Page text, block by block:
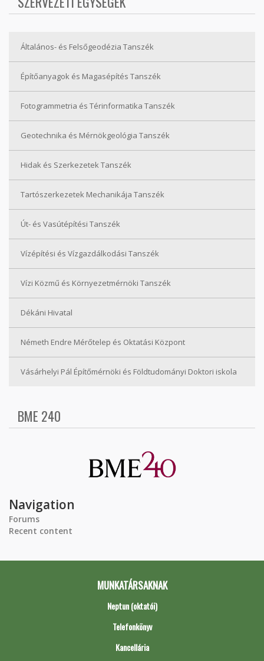
Általános- és Felsőgeodézia Tanszék
Építőanyagok és Magasépítés Tanszék
Fotogrammetria és Térinformatika Tanszék
Geotechnika és Mérnökgeológia Tanszék
Hidak és Szerkezetek Tanszék
Tartószerkezetek Mechanikája Tanszék
Út- és Vasútépítési Tanszék
Vízépítési és Vízgazdálkodási Tanszék
Vízi Közmű és Környezetmérnöki Tanszék
Dékáni Hivatal
Németh Endre Mérőtelep és Oktatási Központ
Vásárhelyi Pál Építőmérnöki és Földtudományi Doktori iskola
BME 240
Navigation
Forums
Recent content
MUNKATÁRSAKNAK
Neptun (oktatói)
Telefonkönyv
Kancellária